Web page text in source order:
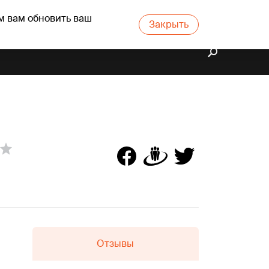
вам обновить ваш Закрыть
Отзывы